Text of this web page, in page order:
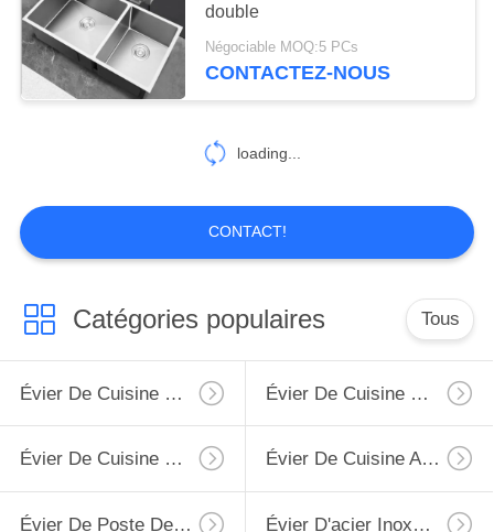
Bas évier de clivage
Éviers de luxe
d'acier inoxydable
6
double
Négociable MOQ:5 PCs
CONTACTEZ-NOUS
loading...
CONTACT!
Catégories populaires Tous
Évier De Cuisine D'acier Inoxydable De Tablier Évier De Cuisine Supérieur D'acier Inoxydable De Bâti
Évier De Cuisine D'acier Inoxydable D'Undermount Évier De Cuisine Avec L'égouttoir
Évier De Poste De Travail De Cuisine Évier D'acier Inoxydable De PVD